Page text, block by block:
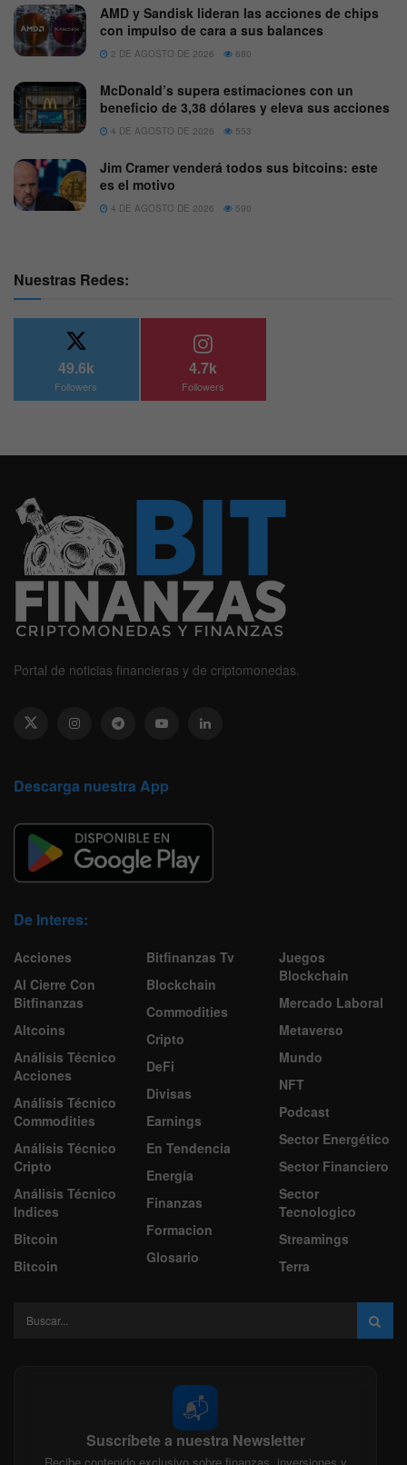
AMD y Sandisk lideran las acciones de chips
con impulso de cara a sus balances
2 DE AGOSTO DE 2026 680
McDonald’s supera estimaciones con un
beneficio de 3,38 dólares y eleva sus acciones
4 DE AGOSTO DE 2026 553
Jim Cramer venderá todos sus bitcoins: este
es el motivo
4 DE AGOSTO DE 2026 590
Nuestras Redes:
49.6k
Followers
4.7k
Followers
Portal de noticias financieras y de criptomonedas.
Descarga nuestra App
De Interes:
Acciones
Al Cierre Con
Bitfinanzas
Altcoins
Análisis Técnico
Acciones
Análisis Técnico
Commodities
Análisis Técnico
Cripto
Análisis Técnico
Indices
Bitcoin
Bitcoin
Bitfinanzas Tv
Blockchain
Commodities
Cripto
DeFi
Divisas
Earnings
En Tendencia
Energía
Finanzas
Formacion
Glosario
Juegos
Blockchain
Mercado Laboral
Metaverso
Mundo
NFT
Podcast
Sector Energético
Sector Financiero
Sector
Tecnologico
Streamings
Terra
📬
Suscríbete a nuestra Newsletter